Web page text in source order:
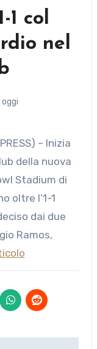
1 col
nel
della nuova
Stadium di
oltre l’1-1
dai due
Ramos,